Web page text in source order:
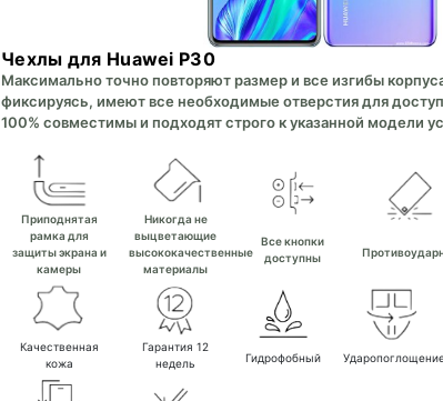
Чехлы для Huawei P30
Максимально точно повторяют размер и все изгибы
фиксируясь, имеют все необходимые отверстия для
100% совместимы и подходят строго к указанной модели
Приподнятая
рамка для
защиты экрана и
камеры
Никогда не
выцветающие
высококачественные
материалы
Все кнопки
доступны
Качественная
кожа
Гарантия 12
недель
Гидрофобный